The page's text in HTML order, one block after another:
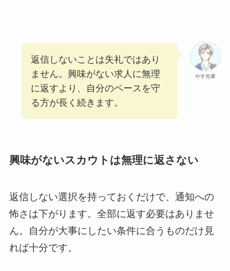
やす先輩
返信しないことは失礼ではあり
ません。興味がない求人に無理
に返すより、自分のペースを守
る方が長く続きます。
興味がないスカウトは無理に返さない
返信しない選択を持っておくだけで、通知への
怖さは下がります。全部に返す必要はありませ
ん。自分が大事にしたい条件に合うものだけ見
れば十分です。